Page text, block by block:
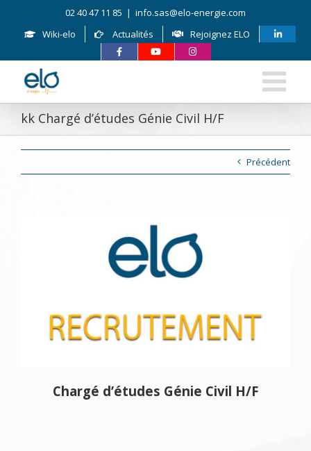
content
02 40 47 11 85 | info.sas@elo-energie.com
Wiki-elo
Actualités Rejoignez ELO
kk Chargé d’études Génie Civil H/F
Précédent
Chargé d’études Génie Civil H/F